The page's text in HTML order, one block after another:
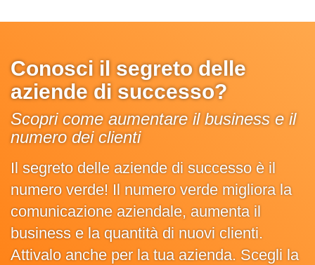
Conosci il segreto delle
aziende di successo?
Scopri come aumentare il business e il
numero dei clienti
Il segreto delle aziende di successo è il
numero verde! Il numero verde migliora la
comunicazione aziendale, aumenta il
business e la quantità di nuovi clienti.
Attivalo anche per la tua azienda. Scegli la